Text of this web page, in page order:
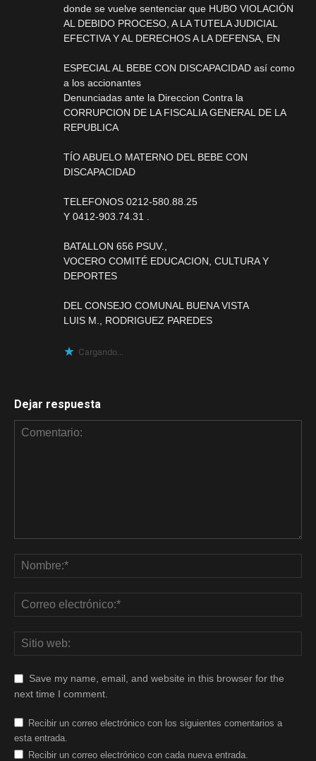
donde se vuelve sentenciar que HUBO VIOLACIÓN
AL DEBIDO PROCESO, A LA TUTELA JUDICIAL
EFECTIVA Y AL DERECHOS A LA DEFENSA, EN
ESPECIAL AL BEBE CON DISCAPACIDAD así como
a los accionantes
Denunciadas ante la Direccion Contra la
CORRUPCION DE LA FISCALIA GENERAL DE LA
REPUBLICA
TÍO ABUELO MATERNO DEL BEBE CON
DISCAPACIDAD
TELEFONOS 0212-580.88.25
Y 0412-903.74.31 .
BATALLON 656 PSUV.,
VOCERO COMITÉ EDUCACION, CULTURA Y
DEPORTES
DEL CONSEJO COMUNAL BUENA VISTA
LUIS M., RODRIGUEZ PAREDES
Cargando...
Dejar respuesta
Save my name, email, and website in this browser for the
next time I comment.
Recibir un correo electrónico con los siguientes comentarios a
esta entrada.
Recibir un correo electrónico con cada nueva entrada.